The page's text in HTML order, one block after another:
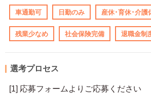
車通勤可 日勤のみ 産休･育休･介護
残業少なめ 社会保険完備 退職金制
選考プロセス
[1] 応募フォームよりご応募ください